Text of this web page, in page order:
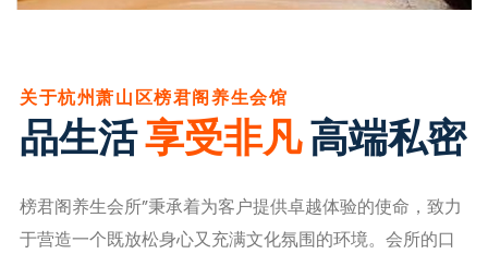
关于杭州萧山区榜君阁养生会馆
品生活享受非凡高端私密
榜君阁养生会所”秉承着为客户提供卓越体验的使命，致力
于营造一个既放松身心又充满文化氛围的环境。会所的口